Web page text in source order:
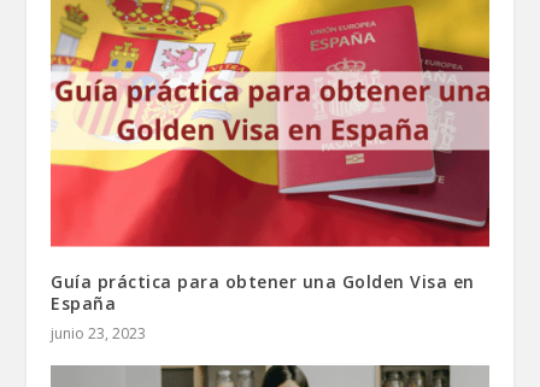
Guía práctica para obtener una Golden Visa en
España
junio 23, 2023